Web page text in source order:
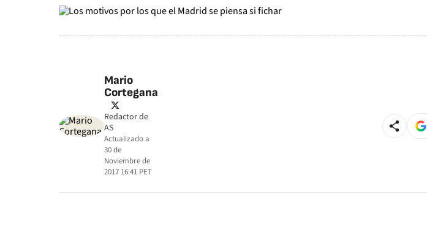
Mario
Cortegana
twitter
Redactor de
AS
Actualizado a
30 de
Noviembre de
2017 16:41 PET